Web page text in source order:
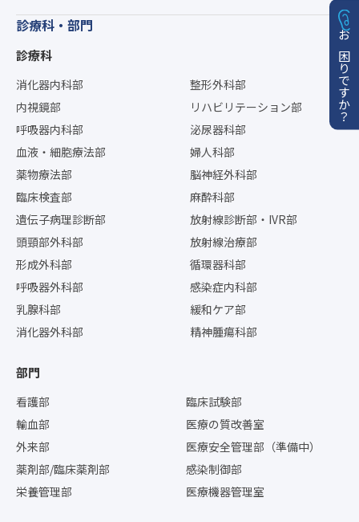
診療科・部門
診療科
消化器内科部
内視鏡部
呼吸器内科部
血液・細胞療法部
薬物療法部
臨床検査部
遺伝子病理診断部
頭頸部外科部
形成外科部
呼吸器外科部
乳腺科部
消化器外科部
整形外科部
リハビリテーション部
泌尿器科部
婦人科部
脳神経外科部
麻酔科部
放射線診断部・IVR部
放射線治療部
循環器科部
感染症内科部
緩和ケア部
精神腫瘍科部
部門
看護部
輸血部
外来部
薬剤部/臨床薬剤部
栄養管理部
臨床試験部
医療の質改善室
医療安全管理部（準備中）
感染制御部
医療機器管理室
お困りですか？